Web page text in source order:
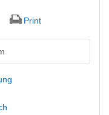
Print